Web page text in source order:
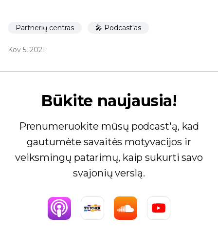
Partnerių centras 🎤 Podcast'as
Kov 5, 2021
Būkite naujausia!
Prenumeruokite mūsų podcast'ą, kad
gautumėte savaitės motyvacijos ir
veiksmingų patarimų, kaip sukurti savo
svajonių verslą.